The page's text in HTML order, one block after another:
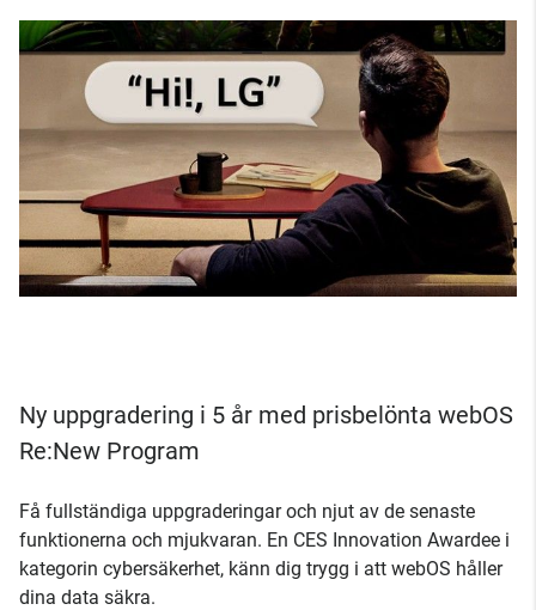
Ny uppgradering i 5 år med prisbelönta webOS
Re:New Program
Få fullständiga uppgraderingar och njut av de senaste
funktionerna och mjukvaran. En CES Innovation Awardee i
kategorin cybersäkerhet, känn dig trygg i att webOS håller
dina data säkra.